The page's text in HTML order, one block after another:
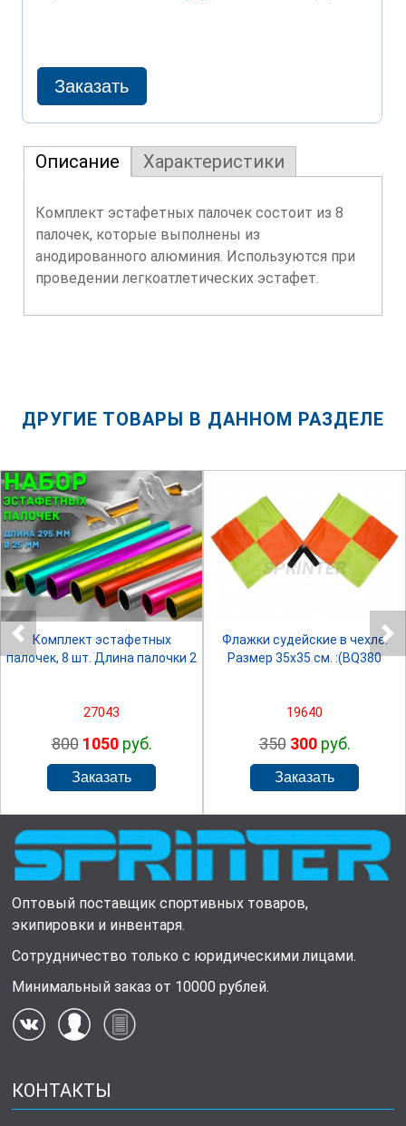
Описание Характеристики
Комплект эстафетных палочек состоит из 8
палочек, которые выполнены из
анодированного алюминия. Используются при
проведении легкоатлетических эстафет.
ДРУГИЕ ТОВАРЫ В ДАННОМ РАЗДЕЛЕ
SPRINTER
Комплект эстафетных
палочек, 8 шт. Длина палочки 2
27043
800 1050руб.
SPRINTER
Флажки судейские в чехле.
Размер 35х35 см. :(BQ380
19640
350 300руб.
Оптовый поставщик спортивных товаров,
экипировки и инвентаря.
Сотрудничество только с юридическими лицами.
Минимальный заказ от 10000 рублей.
КОНТАКТЫ